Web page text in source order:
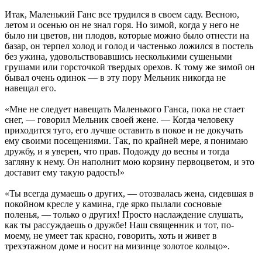
Итак, Маленький Ганс все трудился в своем саду. Весною,
летом и осенью он не знал горя. Но зимой, когда у него не
было ни цветов, ни плодов, которые можно было отнести на
базар, он терпел холод и голод и частенько ложился в постель
без ужина, удовольствовавшись несколькими сушеными
грушами или горсточкой твердых орехов. К тому же зимой он
бывал очень одинок — в эту пору Мельник никогда не
навещал его.
«Мне не следует навещать Маленького Ганса, пока не стает
снег, — говорил Мельник своей жене. — Когда человеку
приходится туго, его лучше оставить в покое и не докучать
ему своими посещениями. Так, по крайней мере, я понимаю
дружбу, и я уверен, что прав. Подожду до весны и тогда
загляну к нему. Он наполнит мою корзину первоцветом, и это
доставит ему такую радость!»
«Ты всегда думаешь о других, — отозвалась жена, сидевшая в
покойном кресле у камина, где ярко пылали сосновые
поленья, — только о других! Просто наслаждение слушать,
как ты рассуждаешь о дружбе! Наш священник и тот, по-
моему, не умеет так красно, говорить, хоть и живет в
трехэтажном доме и носит на мизинце золотое кольцо».